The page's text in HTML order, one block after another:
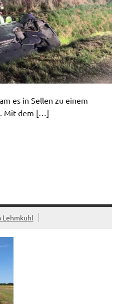
es in Sellen zu einem
Mit dem […]
Lehmkuhl